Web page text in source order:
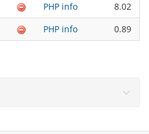
PHP info
8.02
PHP info 0.89